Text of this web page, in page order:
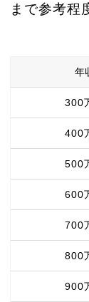
まで参考程
年
300
400
500
600
700
800
900